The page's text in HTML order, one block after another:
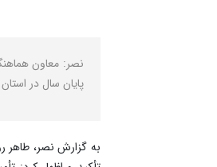
پایان سال در
به گزارش نصر،